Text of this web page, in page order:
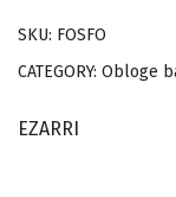
SKU: FOSFO
CATEGORY: Obloge
EZARRI